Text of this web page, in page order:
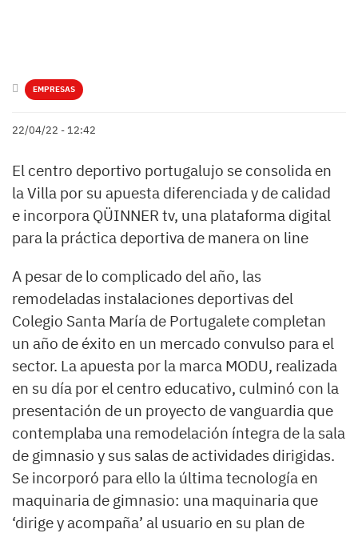
EMPRESAS
22/04/22 - 12:42
El centro deportivo portugalujo se consolida en
la Villa por su apuesta diferenciada y de calidad
e incorpora QÜINNER tv, una plataforma digital
para la práctica deportiva de manera on line
A pesar de lo complicado del año, las
remodeladas instalaciones deportivas del
Colegio Santa María de Portugalete completan
un año de éxito en un mercado convulso para el
sector. La apuesta por la marca MODU, realizada
en su día por el centro educativo, culminó con la
presentación de un proyecto de vanguardia que
contemplaba una remodelación íntegra de la sala
de gimnasio y sus salas de actividades dirigidas.
Se incorporó para ello la última tecnología en
maquinaria de gimnasio: una maquinaria que
‘dirige y acompaña’ al usuario en su plan de